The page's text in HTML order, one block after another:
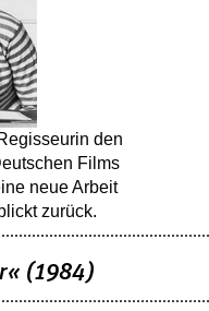
den
Films
neue Arbeit
zurück.
(1984)